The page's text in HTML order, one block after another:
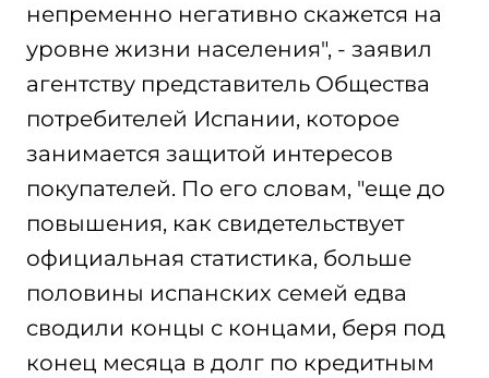
непременно негативно скажется на
уровне жизни населения", - заявил
агентству представитель Общества
потребителей Испании, которое
занимается защитой интересов
покупателей. По его словам, "еще до
повышения, как свидетельствует
официальная статистика, больше
половины испанских семей едва
сводили концы с концами, беря под
конец месяца в долг по кредитным